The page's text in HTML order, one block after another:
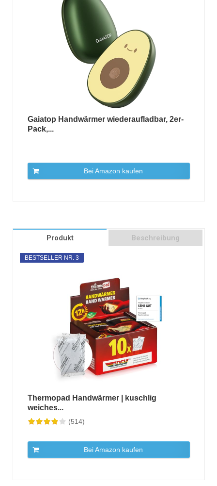
Gaiatop Handwärmer wiederaufladbar, 2er-
Pack,...
Bei Amazon kaufen
Produkt Beschreibung
BESTSELLER NR. 3
Thermopad Handwärmer | kuschlig
weiches...
(514)
Bei Amazon kaufen